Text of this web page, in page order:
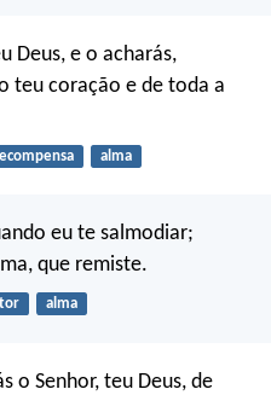
Deus, e o acharás,
teu coração e de toda a
alma
eu te salmodiar;
que remiste.
alma
o Senhor, teu Deus, de